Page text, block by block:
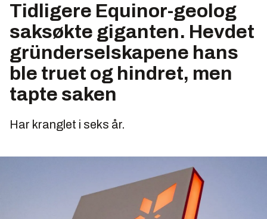
Tidligere Equinor-geolog
saksøkte giganten. Hevdet
gründerselskapene hans
ble truet og hindret, men
tapte saken
Har kranglet i seks år.